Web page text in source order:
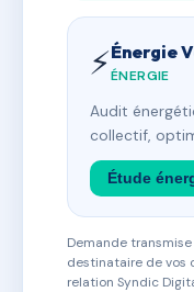
⚡Énergie
ÉNERGIE
Audit
collectif,
Étude
Demande
destinataire de vos
relation Syndic